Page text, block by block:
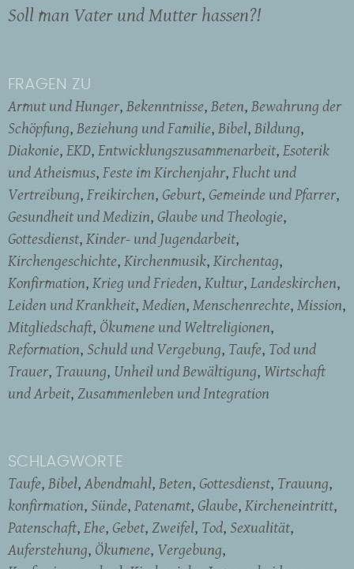
Soll man Vater und Mutter hassen?!
FRAGEN ZU
Armut und Hunger Bekenntnisse Beten Bewahrung der
Schöpfung Beziehung und Familie Bibel Bildung
Diakonie EKD Entwicklungszusammenarbeit Esoterik
und Atheismus Feste im Kirchenjahr Flucht und
Vertreibung Freikirchen Geburt Gemeinde und Pfarrer
Gesundheit und Medizin Glaube und Theologie
Gottesdienst Kinder- und Jugendarbeit
Kirchengeschichte Kirchenmusik Kirchentag
Konfirmation Krieg und Frieden Kultur Landeskirchen
Leiden und Krankheit Medien Menschenrechte Mission
Mitgliedschaft Ökumene und Weltreligionen
Reformation Schuld und Vergebung Taufe Tod und
Trauer Trauung Unheil und Bewältigung Wirtschaft
und Arbeit Zusammenleben und Integration
SCHLAGWORTE
Taufe Bibel Abendmahl Beten Gottesdienst Trauung
konfirmation Sünde Patenamt Glaube Kircheneintritt
Patenschaft Ehe Gebet Zweifel Tod Sexualität
Auferstehung Ökumene Vergebung